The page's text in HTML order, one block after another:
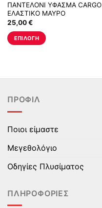
ΠΑΝΤΕΛΟΝΙ ΥΦΑΣΜΑ CARGO
ΕΛΑΣΤΙΚΟ ΜΑΥΡΟ
25,00€
ΕΠΙΛΟΓΉ
έχει
παραλλαγές.
Οι
μπορούν
επιλεγούν
στη
σελίδα
προϊόντος
ΠΡΟΦΊΛ
Ποιοι είμαστε
Μεγεθολόγιο
Οδηγίες Πλυσίματος
ΠΛΗΡΟΦΟΡΊΕΣ